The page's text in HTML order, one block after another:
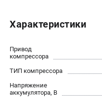
Юридическим лицам
Контакты
Способы оплаты
Характеристики
Привод
компрессора
ТИП компрессора
Напряжение
аккумулятора, В